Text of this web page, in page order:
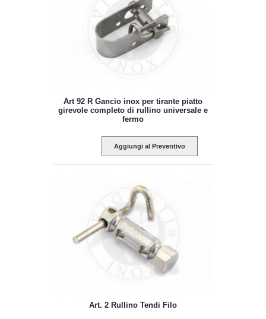
Art 92 R Gancio inox per tirante piatto
girevole completo di rullino universale e
fermo
Aggiungi al Preventivo
Art. 2 Rullino Tendi Filo